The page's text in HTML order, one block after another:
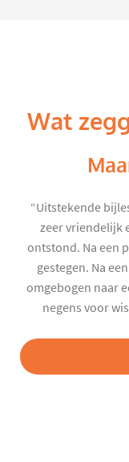
Wat
“Uitstekende
zeer vriendelijk
ontstond. Na een
gestegen. Na
omgebogen naar
negens voor